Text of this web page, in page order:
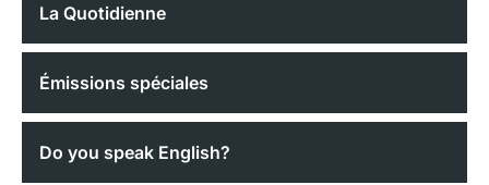
La Quotidienne
Émissions spéciales
Do you speak English?